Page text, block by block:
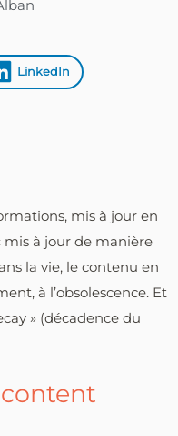
LinkedIn
mis à jour en
mis à jour de manière
la vie, le contenu en
à l’obsolescence. Et
» (décadence du
content